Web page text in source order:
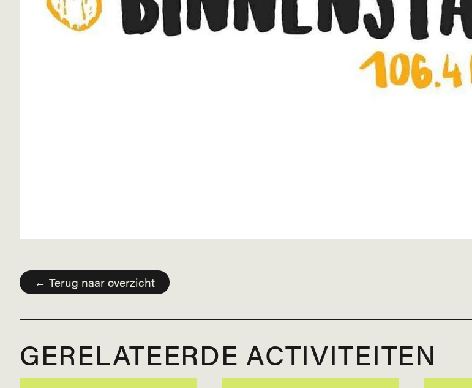
← Terug naar overzicht
GERELATEERDE ACTIVITEITEN